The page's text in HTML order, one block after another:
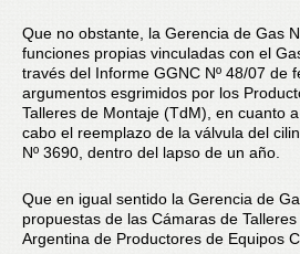
Que no obstante, la Gerencia de Gas
funciones propias vinculadas con el
través del Informe GGNC Nº 48/07 de
argumentos esgrimidos por los
Talleres de Montaje (TdM), en cuanto
cabo el reemplazo de la válvula del
Nº 3690, dentro del lapso de un año.
Que en igual sentido la Gerencia de
propuestas de las Cámaras de
Argentina de Productores de Equipos